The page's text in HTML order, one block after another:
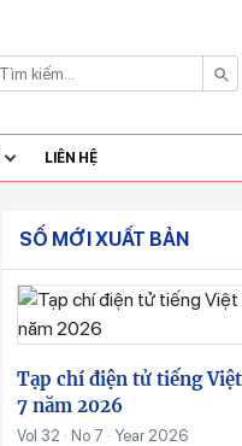
LIÊN HỆ
SỐ MỚI XUẤT BẢN
Tạp chí điện tử tiếng
7 năm 2026
Vol 32 · No 7 · Year 2026